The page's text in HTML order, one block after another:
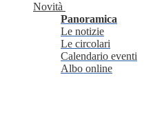
Novità
Panoramica
Le notizie
Le circolari
Calendario eventi
Albo online